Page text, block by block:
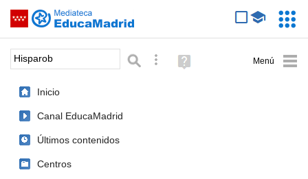
Saltar navegación
Palabra o frase: Búsqueda avanzada
Ayuda
(en
Inicio
Canal EducaMadrid
Últimos contenidos
Centros